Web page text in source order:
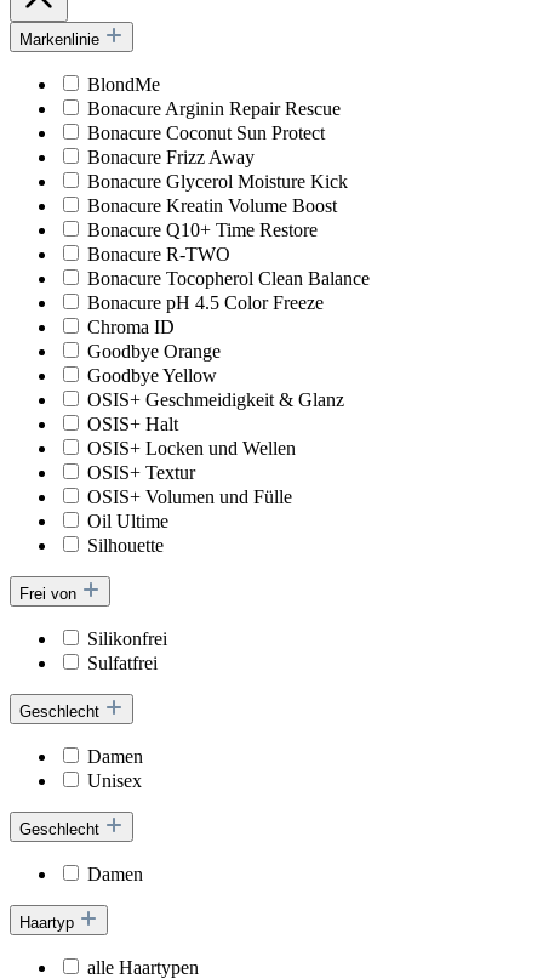
Markenlinie
BlondMe
Bonacure Arginin Repair Rescue
Bonacure Coconut Sun Protect
Bonacure Frizz Away
Bonacure Glycerol Moisture Kick
Bonacure Kreatin Volume Boost
Bonacure Q10+ Time Restore
Bonacure R-TWO
Bonacure Tocopherol Clean Balance
Bonacure pH 4.5 Color Freeze
Chroma ID
Goodbye Orange
Goodbye Yellow
OSIS+ Geschmeidigkeit & Glanz
OSIS+ Halt
OSIS+ Locken und Wellen
OSIS+ Textur
OSIS+ Volumen und Fülle
Oil Ultime
Silhouette
Frei von
Silikonfrei
Sulfatfrei
Geschlecht
Damen
Unisex
Geschlecht
Damen
Haartyp
alle Haartypen